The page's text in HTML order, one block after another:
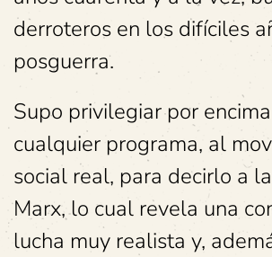
derroteros en los difíciles
posguerra.
Supo privilegiar por
cualquier programa, al
social real, para decirlo a
Marx, lo cual revela una
lucha muy realista y,